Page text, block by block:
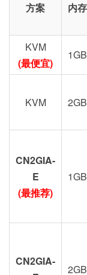
方案 内存
KVM
(最便宜)
1GB
KVM 2GB
CN2GIA-
E
(最推荐)
1GB
CN2GIA-
2GB